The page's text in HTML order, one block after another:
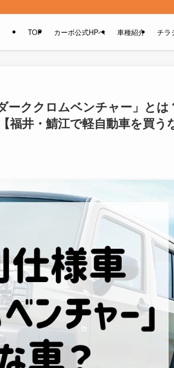
TOP カーボ公式HPへ 車種紹介 チラ
ーククロムベンチャー」とは
福井・鯖江で軽自動車を買う